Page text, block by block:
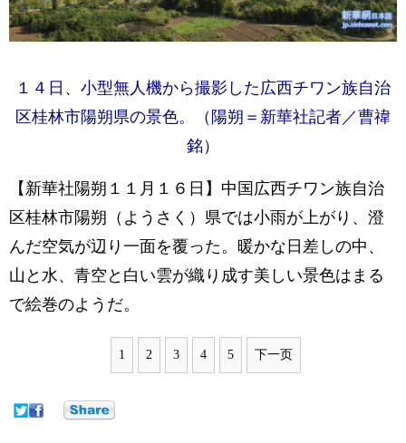
１４日、小型無人機から撮影した広西チワン族自治
区桂林市陽朔県の景色。（陽朔＝新華社記者／曹禕
銘）
【新華社陽朔１１月１６日】中国広西チワン族自治
区桂林市陽朔（ようさく）県では小雨が上がり、澄
んだ空気が辺り一面を覆った。暖かな日差しの中、
山と水、青空と白い雲が織り成す美しい景色はまる
で絵巻のようだ。
1 2 3 4 5 下一页